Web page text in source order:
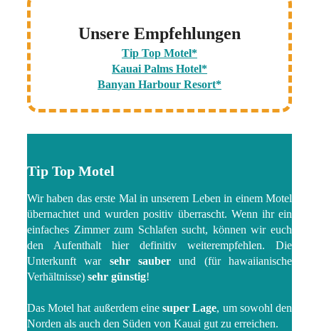
Unsere Empfehlungen
Tip Top Motel*
Kauai Palms Hotel*
Banyan Harbour Resort*
Tip Top Motel
Wir haben das erste Mal in unserem Leben in einem Motel
übernachtet und wurden positiv überrascht. Wenn ihr ein
einfaches Zimmer zum Schlafen sucht, können wir euch
den Aufenthalt hier definitiv weiterempfehlen. Die
Unterkunft war sehr sauber und (für hawaiianische
Verhältnisse) sehr günstig!
Das Motel hat außerdem einesuper Lage, um sowohl den
Norden als auch den Süden von Kauai gut zu erreichen.